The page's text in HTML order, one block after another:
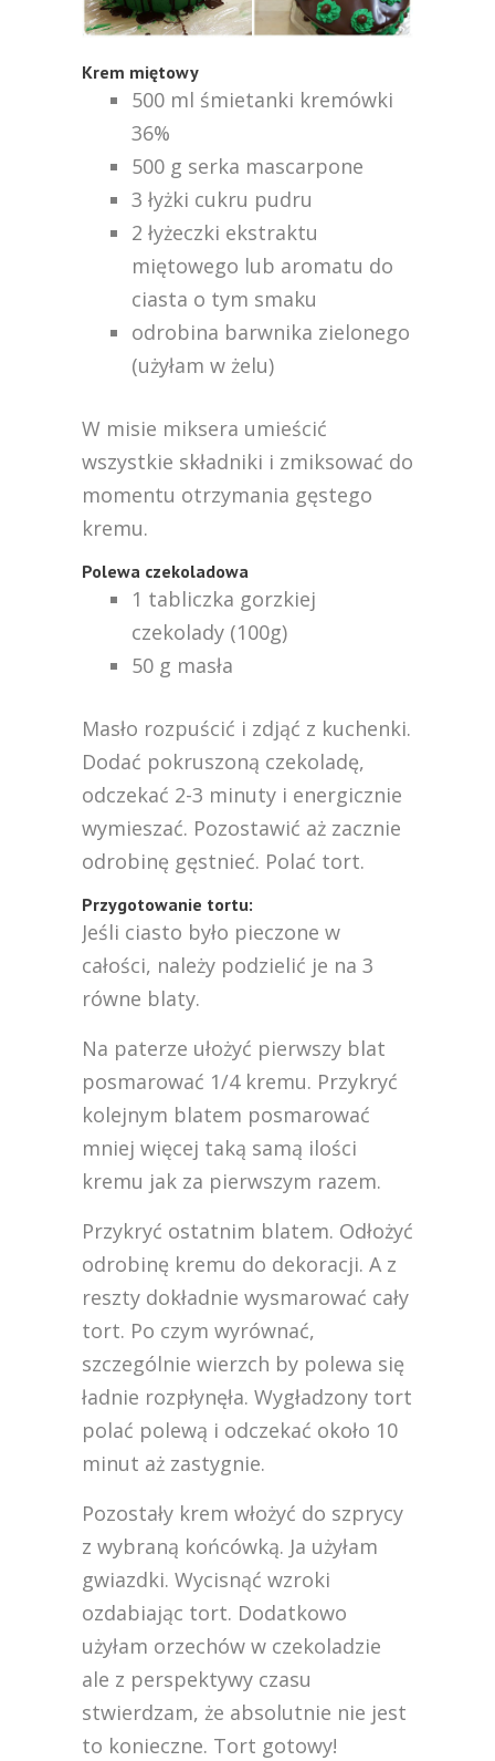
Krem miętowy
500 ml śmietanki kremówki
36%
500 g serka mascarpone
3 łyżki cukru pudru
2 łyżeczki ekstraktu
miętowego lub aromatu do
ciasta o tym smaku
odrobina barwnika zielonego
(użyłam w żelu)
W misie miksera umieścić
wszystkie składniki i zmiksować do
momentu otrzymania gęstego
kremu.
Polewa czekoladowa
1 tabliczka gorzkiej
czekolady (100g)
50 g masła
Masło rozpuścić i zdjąć z kuchenki.
Dodać pokruszoną czekoladę,
odczekać 2-3 minuty i energicznie
wymieszać. Pozostawić aż zacznie
odrobinę gęstnieć. Polać tort.
Przygotowanie tortu:
Jeśli ciasto było pieczone w
całości, należy podzielić je na 3
równe blaty.
Na paterze ułożyć pierwszy blat
posmarować 1/4 kremu. Przykryć
kolejnym blatem posmarować
mniej więcej taką samą ilości
kremu jak za pierwszym razem.
Przykryć ostatnim blatem. Odłożyć
odrobinę kremu do dekoracji. A z
reszty dokładnie wysmarować cały
tort. Po czym wyrównać,
szczególnie wierzch by polewa się
ładnie rozpłynęła. Wygładzony tort
polać polewą i odczekać około 10
minut aż zastygnie.
Pozostały krem włożyć do szprycy
z wybraną końcówką. Ja użyłam
gwiazdki. Wycisnąć wzroki
ozdabiając tort. Dodatkowo
użyłam orzechów w czekoladzie
ale z perspektywy czasu
stwierdzam, że absolutnie nie jest
to konieczne. Tort gotowy!